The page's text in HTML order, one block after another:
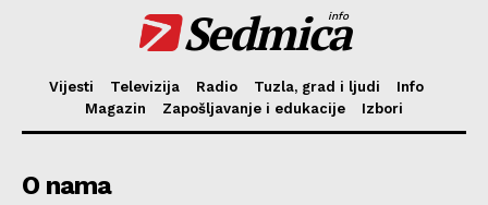
Sedmica
info
Vijesti Televizija Radio Tuzla, grad i ljudi
Info
Magazin
Zapošljavanje i edukacije Izbori
O nama